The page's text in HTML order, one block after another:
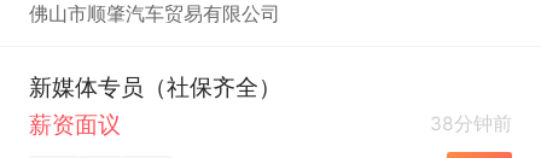
佛山市顺肇汽车贸易有限公司
新媒体专员（社保齐全）
薪资面议
38分钟前